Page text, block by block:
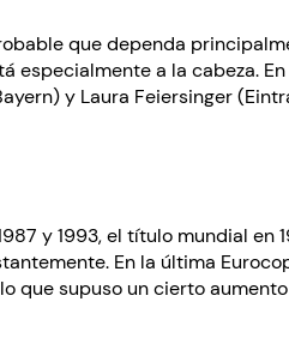
que dependa
especialmente a la cabeza.
y Laura Feiersinger
y 1993, el título mundial en
En la última
que supuso un cierto